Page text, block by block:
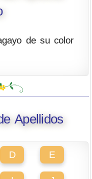
de su color
Apellidos
D E